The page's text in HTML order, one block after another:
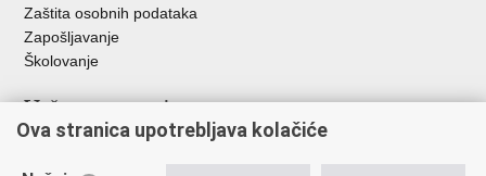
Zaštita osobnih podataka
Zapošljavanje
Školovanje
Važne poveznice
Ministarstvo unutarnjih poslova
Ova stranica upotrebljava kolačiće